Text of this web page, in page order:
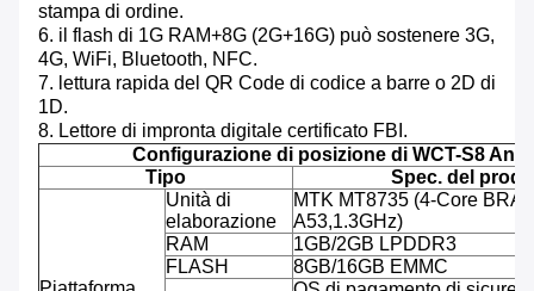
stampa di ordine.
6. il flash di 1G RAM+8G (2G+16G) può sostenere 3G,
4G, WiFi, Bluetooth, NFC.
7. lettura rapida del QR Code di codice a barre o 2D di
1D.
8. Lettore di impronta digitale certificato FBI.
Configurazione di posizione di WCT-S8
Tipo
Spec. del
Unità di
elaborazione
MTK MT8735 (4-Core
A53,1.3GHz)
RAM
1GB/2GB LPDDR3
FLASH
8GB/16GB EMMC